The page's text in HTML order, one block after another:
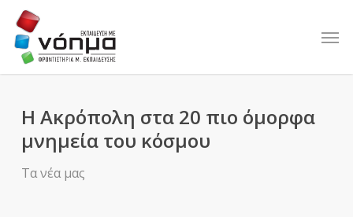
Skip
main
content
Η Ακρόπολη στα 20 πιο όμορφα
μνημεία του κόσμου
Τα νέα μας